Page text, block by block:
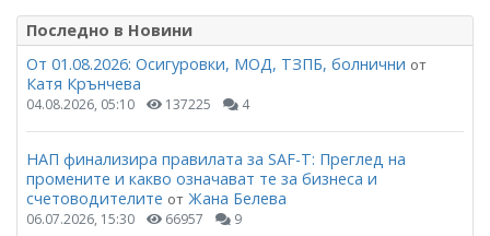
Последно в Новини
От 01.08.2026: Осигуровки, МОД, ТЗПБ, болнични от
Катя Крънчева
04.08.2026, 05:10 137225 4
НАП финализира правилата за SAF-T: Преглед на
промените и какво означават те за бизнеса и
счетоводителите от Жана Белева
06.07.2026, 15:30 66957 9